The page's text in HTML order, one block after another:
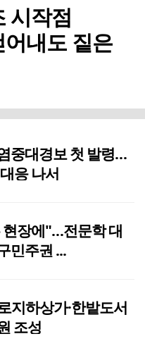
변 살수 작업 현장 점검
션 밋업 데이 4차례 운영
"꽃보다 아름다운 봉사의 손길", 생활개선서산시연합회, 서산국화축제 성공 위해 구슬땀
정진훈 증평부군수, 저수지 안전관리 실태점검···여름철 수난사고 예방 총력
정부, 'AI 의료·교통안전·중고차 거래' 등 4대 국정 과제 추진
국가예방접종 권장
시작점
내도 짙은
중대경보 첫 발령…
응 나서
장에"…전문학 대
민주권 ...
지하상가·한밭도서
조성